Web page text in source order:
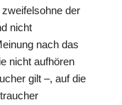
der
nicht
nach das
nicht aufhören
gilt –, auf die